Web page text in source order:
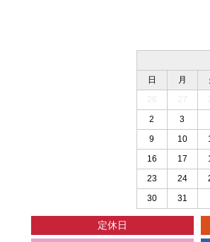
日
月
2
3
9
10
16
17
23
24
30
31
定休日